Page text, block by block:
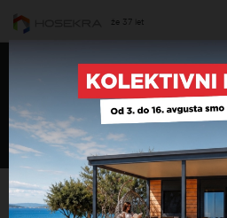
že 37 let
Eleganten
teraso